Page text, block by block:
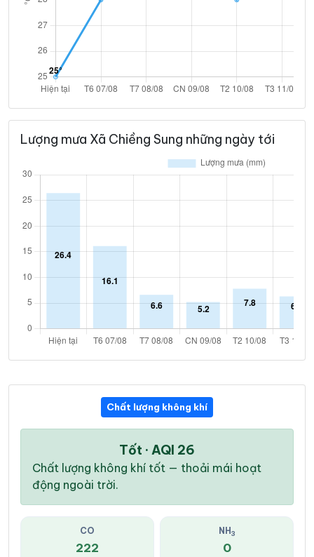
Lượng mưa Xã Chiềng Sung những ngày tới
Chất lượng không khí
Tốt · AQI 26
Chất lượng không khí tốt — thoải mái hoạt
động ngoài trời.
CO
222
NH 3
0